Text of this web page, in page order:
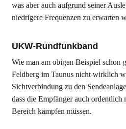
was aber auch aufgrund seiner
niedrigere Frequenzen zu erwarten
UKW-Rundfunkband
Wie man am obigen Beispiel schon
Feldberg im Taunus nicht wirklich
Sichtverbindung zu den
dass die Empfänger auch
Bereich kämpfen müssen.